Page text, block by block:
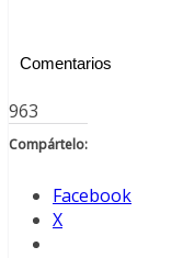
Comentarios
963
Compártelo:
Facebook
X